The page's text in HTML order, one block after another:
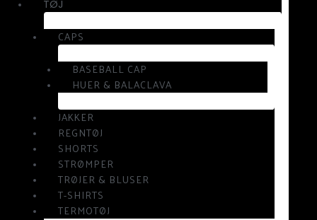
TØJ
CAPS
BASEBALL CAP
HUER & BALACLAVA
JAKKER
REGNTØJ
SHORTS
STRØMPER
TRØJER & BLUSER
T-SHIRTS
TERMOTØJ